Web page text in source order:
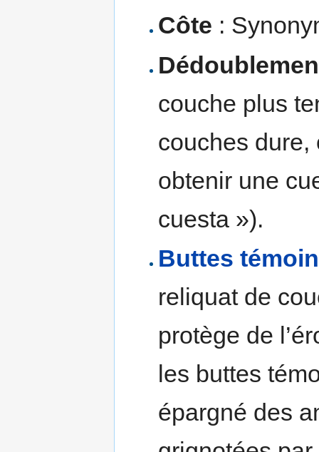
Côte :
couche plus
couches dure,
obtenir une
cuesta »).
Buttes
reliquat de
protège de
les buttes
épargné des